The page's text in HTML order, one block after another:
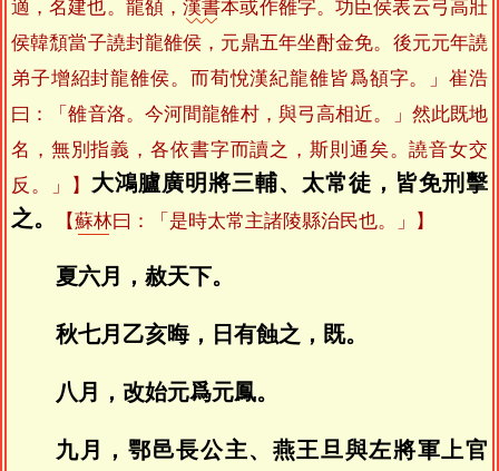
適，名建也。龍頟，漢書本或作雒字。功臣侯表云弓高壯
侯韓頹當子譊封龍雒侯，元鼎五年坐酎金免。後元元年譊
弟子增紹封龍雒侯。而荀悅漢紀龍雒皆爲頟字。」崔浩
曰：「雒音洛。今河間龍雒村，與弓高相近。」然此既地
名，無別指義，各依書字而讀之，斯則通矣。譊音女交
反。」】 大鴻臚廣明將三輔、太常徒，皆免刑擊
之。
【蘇林曰：「是時太常主諸陵縣治民也。」】
夏六月，赦天下。
秋七月乙亥晦，日有蝕之，既。
八月，改始元爲元鳳。
九月，鄂邑長公主、燕王旦與左將軍上官